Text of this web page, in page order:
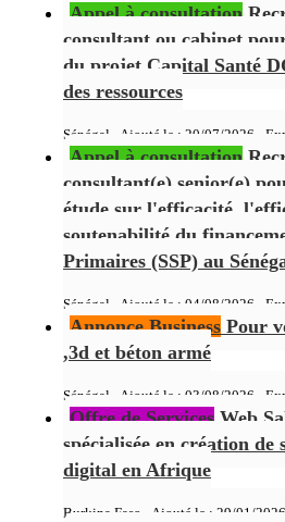
Appel à consultation
consultant ou cabinet
du projet Capital Santé
des ressources
Sénégal - Ajouté le : 20/07/2026 -
Appel à consultation
consultant(e) senior(e)
étude sur l'efficacité,
soutenabilité du
Primaires (SSP) au
Sénégal - Ajouté le : 04/08/2026 -
Annonce Business Pour
,3d et béton armé
Sénégal - Ajouté le : 03/08/2026 -
Offre de Services Web
spécialisée en création
digital en Afrique
Burkina Faso - Ajouté le : 29/01/